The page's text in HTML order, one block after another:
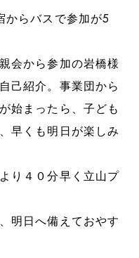
からバスで参加が5
会から参加の岩橋様
己紹介。事業団から
始まったら、子ども
早くも明日が楽しみ
り４０分早く立山プ
明日へ備えておやす